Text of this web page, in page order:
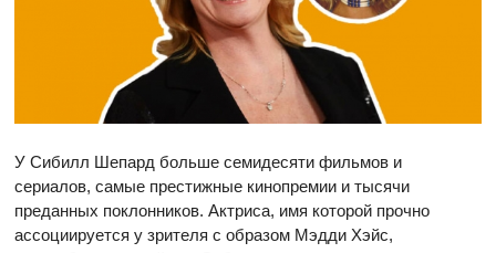
У Сибилл Шепард больше семидесяти фильмов и
сериалов, самые престижные кинопремии и тысячи
преданных поклонников. Актриса, имя которой прочно
ассоциируется у зрителя с образом Мэдди Хэйс,